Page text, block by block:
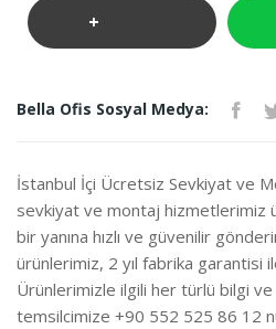
+
Bella Ofis Sosyal Medya:
İstanbul İçi Ücretsiz Sevkiyat ve
sevkiyat ve montaj hizmetlerimiz
bir yanına hızlı ve güvenilir
ürünlerimiz, 2 yıl fabrika garantisi
Ürünlerimizle ilgili her türlü bilgi
temsilcimize +90 552 525 86 12